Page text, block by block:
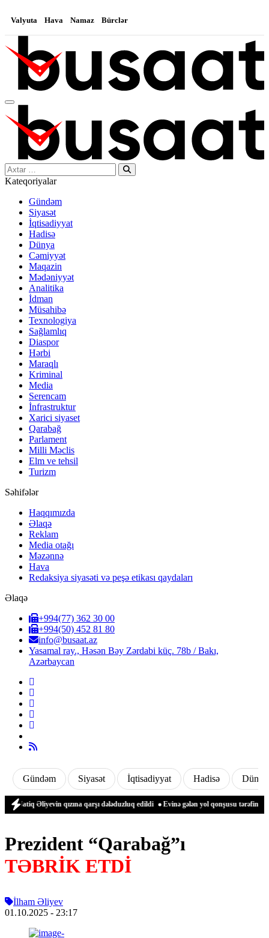
Valyuta Hava Namaz Bürclər
Search…
Kateqoriyalar
Gündəm
Siyasət
İqtisadiyyat
Hadisə
Dünya
Cəmiyyət
Maqazin
Mədəniyyət
Analitika
İdman
Müsahibə
Texnologiya
Sağlamlıq
Diaspor
Hərbi
Maraqlı
Kriminal
Media
Serencam
İnfrastruktur
Xarici siyaset
Qarabağ
Parlament
Milli Məclis
Elm ve tehsil
Turizm
Səhifələr
Haqqımızda
Əlaqə
Reklam
Media otağı
Məzənnə
Hava
Redaksiya siyasəti və peşə etikası qaydaları
Əlaqə
+994(77) 362 30 00
+994(50) 452 81 80
info@busaat.az
Yasamal ray., Həsən Bəy Zərdabi küç. 78b / Bakı,
Azərbaycan
Gündəm Siyasət İqtisadiyyat Hadisə Dünya
Əliyevin qızına qarşı dələduzluq edildi Evinə gələn yol qonşusu tərəfindən zəbt
Prezident “Qarabağ”ı
TƏBRİK ETDİ
İlham Əliyev
01.10.2025 - 23:17